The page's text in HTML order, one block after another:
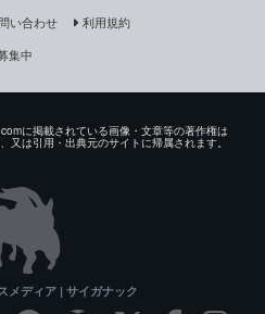
い合わせ
利用規約
集中
に掲載されている画像・文章等の著作権は
は引用・出典元のサイトに帰属されます。
メディア | サイガナック